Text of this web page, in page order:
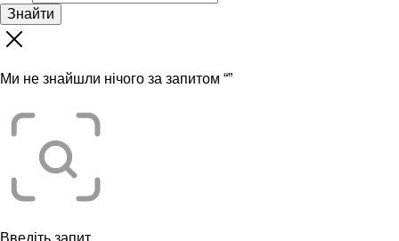
Знайти
Ми не знайшли нічого за запитом “”
Введіть запит